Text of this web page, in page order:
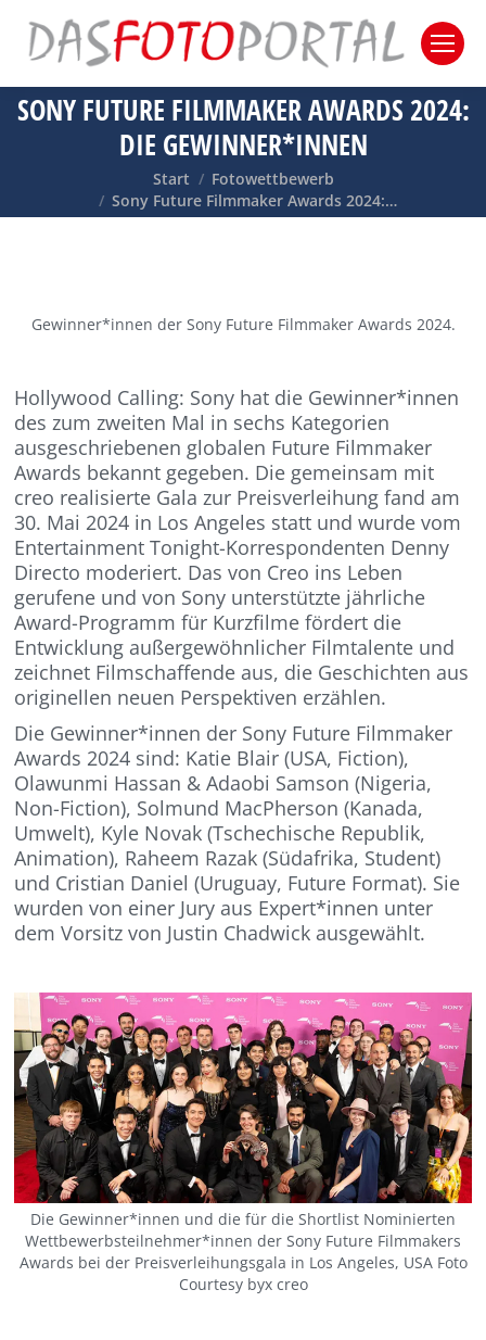
SONY FUTURE FILMMAKER AWARDS 2024:
DIE GEWINNER*INNEN
Sie befinden sich hier:
Start
Fotowettbewerb
Sony Future Filmmaker Awards 2024:…
Gewinner*innen der Sony Future Filmmaker Awards 2024.
Hollywood Calling: Sony hat die Gewinner*innen
des zum zweiten Mal in sechs Kategorien
ausgeschriebenen globalen Future Filmmaker
Awards bekannt gegeben. Die gemeinsam mit
creo realisierte Gala zur Preisverleihung fand am
30. Mai 2024 in Los Angeles statt und wurde vom
Entertainment Tonight-Korrespondenten Denny
Directo moderiert. Das von Creo ins Leben
gerufene und von Sony unterstützte jährliche
Award-Programm für Kurzfilme fördert die
Entwicklung außergewöhnlicher Filmtalente und
zeichnet Filmschaffende aus, die Geschichten aus
originellen neuen Perspektiven erzählen.
Die Gewinner*innen der Sony Future Filmmaker
Awards 2024 sind: Katie Blair (USA, Fiction),
Olawunmi Hassan & Adaobi Samson (Nigeria,
Non-Fiction), Solmund MacPherson (Kanada,
Umwelt), Kyle Novak (Tschechische Republik,
Animation), Raheem Razak (Südafrika, Student)
und Cristian Daniel (Uruguay, Future Format). Sie
wurden von einer Jury aus Expert*innen unter
dem Vorsitz von Justin Chadwick ausgewählt.
Die Gewinner*innen und die für die Shortlist Nominierten
Wettbewerbsteilnehmer*innen der Sony Future Filmmakers
Awards bei der Preisverleihungsgala in Los Angeles, USA Foto
Courtesy byx creo